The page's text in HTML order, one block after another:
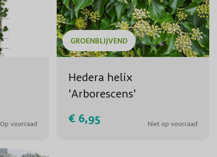
Op voorraad
GROENBLIJVEND
Hedera helix
'Arborescens'
€ 6,95
Niet op voorraad